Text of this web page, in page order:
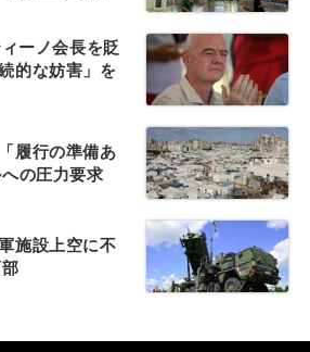
ーノ会長を貶
的な妨害」を
履行の準備あ
の圧力要求
施設上空に不